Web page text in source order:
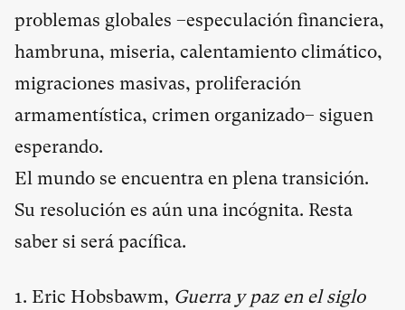
problemas globales –especulación financiera,
hambruna, miseria, calentamiento climático,
migraciones masivas, proliferación
armamentística, crimen organizado– siguen
esperando.
El mundo se encuentra en plena transición.
Su resolución es aún una incógnita. Resta
saber si será pacífica.
1. Eric Hobsbawm, Guerra y paz en el siglo